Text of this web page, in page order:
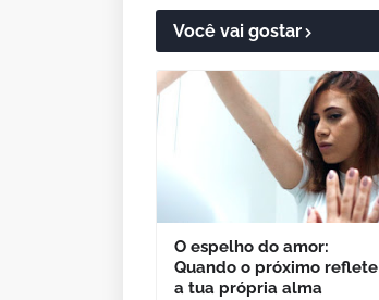
Você vai gostar
O espelho do amor:
Quando o próximo reflete
a tua própria alma